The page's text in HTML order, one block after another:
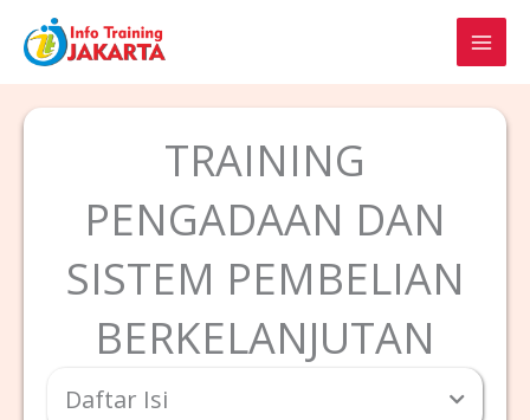
content
TRAINING
PENGADAAN DAN
SISTEM PEMBELIAN
BERKELANJUTAN
Daftar Isi